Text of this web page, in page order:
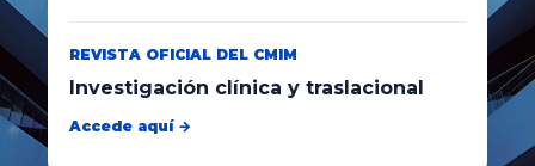
REVISTA OFICIAL DEL CMIM
Investigación clínica y traslacional
Accede aquí →